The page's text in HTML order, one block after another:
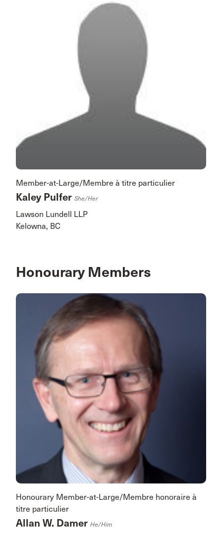
Member-at-Large/Membre à titre particulier
Kaley Pulfer She/her
Lawson Lundell LLP
Kelowna, BC
Honourary Members
Honourary Member-at-Large/Membre honoraire à
titre particulier
Allan W. Damer He/him